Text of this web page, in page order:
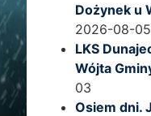
Dożynek u
2026-08-05
LKS
Wójta
03
Osiem dni.